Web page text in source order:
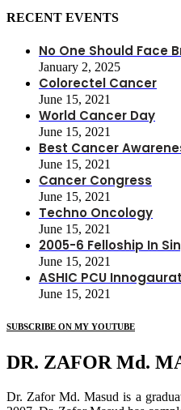
RECENT EVENTS
No One Should Face
January 2, 2025
Colorectel Cancer
June 15, 2021
World Cancer Day
June 15, 2021
Best Cancer
June 15, 2021
Cancer Congress
June 15, 2021
Techno Oncology
June 15, 2021
2005-6 Felloship In
June 15, 2021
ASHIC PCU
June 15, 2021
SUBSCRIBE ON MY YOUTUBE
DR. ZAFOR Md.
Dr. Zafor Md. Masud is a